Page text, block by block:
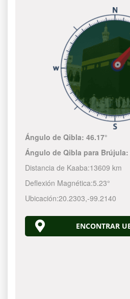
Ángulo de Qibla:46.17°
Ángulo de Qibla para
Distancia de Kaaba:13609 km
Deflexión Magnética:5.23°
Ubicación:20.2303,-99.2140
ENCONTRAR